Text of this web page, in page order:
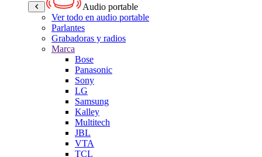
Audio portable
Ver todo en audio portable
Parlantes
Grabadoras y radios
Marca
Bose
Panasonic
Sony
LG
Samsung
Kalley
Multitech
JBL
VTA
TCL